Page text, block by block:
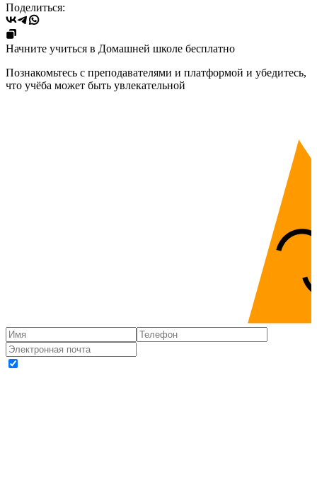
Поделиться:
Начните учиться в Домашней школе бесплатно
Познакомьтесь с преподавателями и платформой и убедитесь,
что учёба может быть увлекательной